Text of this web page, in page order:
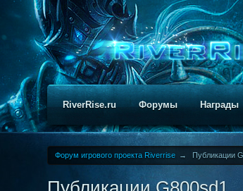
RiverRise.ru Форумы Награды
Форум игрового проекта Riverrise → Публикации